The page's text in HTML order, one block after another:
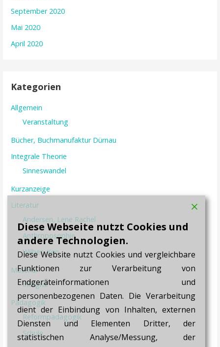
September 2020
Mai 2020
April 2020
Kategorien
Allgemein
Veranstaltung
Bücher, Buchmanufaktur Dürnau
Integrale Theorie
Sinneswandel
Kurzanzeige
Literatur
Andersen, Lene Rachel
Anthroposophie
Wilber, Ken
Material
Integral
Pädagogik
Reformpädagogik
Schule
Diese Webseite nutzt Cookies und
andere Technologien.
Diese Website nutzt Cookies und vergleichbare
Funktionen zur Verarbeitung von
Endgeräteinformationen und
personenbezogenen Daten. Die Verarbeitung
dient der Einbindung von Inhalten, externen
Diensten und Elementen Dritter, der
statistischen Analyse/Messung, der